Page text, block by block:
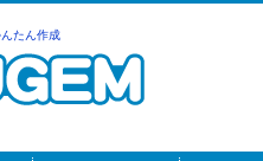
たん作成